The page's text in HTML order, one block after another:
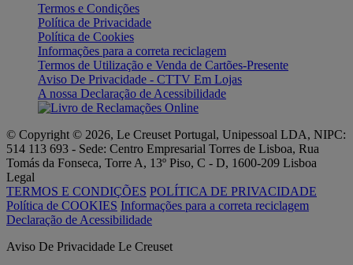
Termos e Condições
Política de Privacidade
Política de Cookies
Informações para a correta reciclagem
Termos de Utilização e Venda de Cartões-Presente
Aviso De Privacidade - CTTV Em Lojas
A nossa Declaração de Acessibilidade
© Copyright © 2026, Le Creuset Portugal, Unipessoal LDA, NIPC:
514 113 693 - Sede: Centro Empresarial Torres de Lisboa, Rua
Tomás da Fonseca, Torre A, 13º Piso, C - D, 1600-209 Lisboa
Legal
TERMOS E CONDIÇÕES POLÍTICA DE PRIVACIDADE
Política de COOKIES Informações para a correta reciclagem
Declaração de Acessibilidade
Aviso De Privacidade Le Creuset